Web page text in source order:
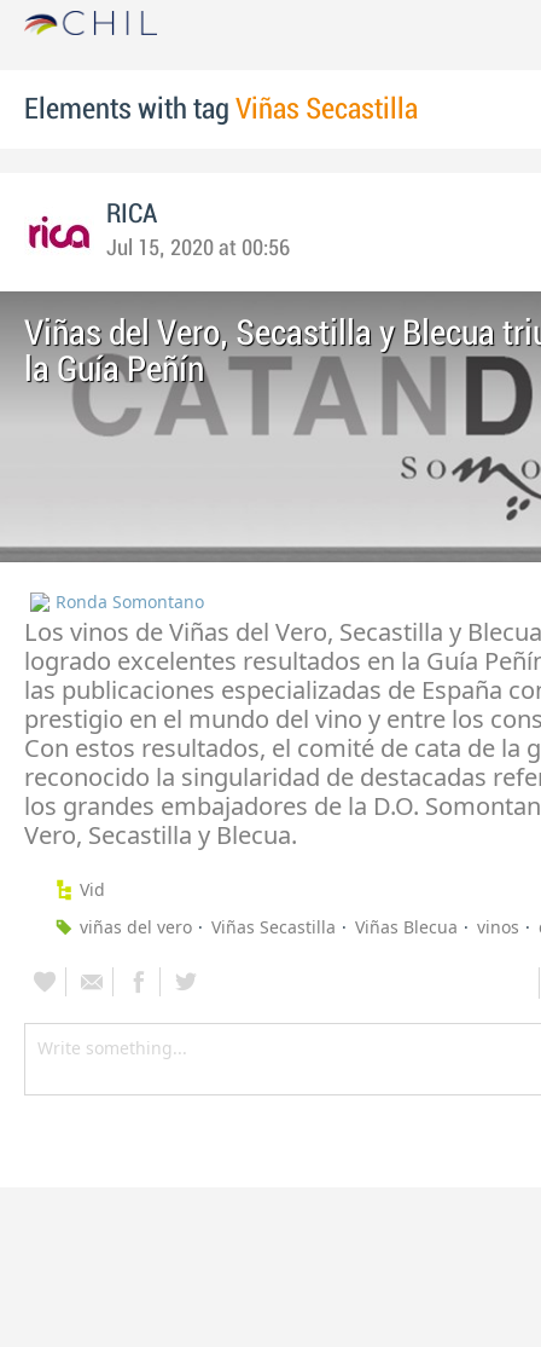
Elements with tag Viñas Secastilla
RICA
Jul 15, 2020 at 00:56
Viñas del Vero, Secastilla y Blecua
la Guía Peñín
Ronda Somontano
Los vinos de Viñas del Vero, Secastilla y
logrado excelentes resultados en la Guía
las publicaciones especializadas de España
prestigio en el mundo del vino y entre los
Con estos resultados, el comité de cata de la
reconocido la singularidad de destacadas
los grandes embajadores de la D.O.
Vero, Secastilla y Blecua.
Vid
viñas del vero
Viñas Secastilla Viñas Blecua vinos